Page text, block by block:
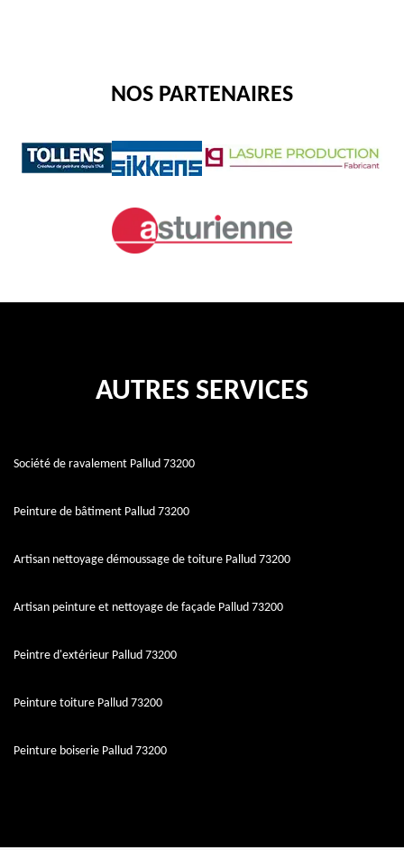
NOS PARTENAIRES
AUTRES SERVICES
Société de ravalement Pallud 73200
Peinture de bâtiment Pallud 73200
Artisan nettoyage démoussage de toiture Pallud 73200
Artisan peinture et nettoyage de façade Pallud 73200
Peintre d'extérieur Pallud 73200
Peinture toiture Pallud 73200
Peinture boiserie Pallud 73200